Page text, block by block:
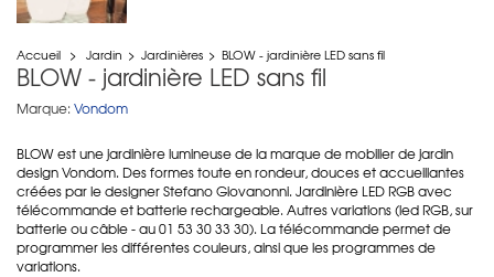
Accueil > Jardin > Jardinières > BLOW - jardinière LED sans fil
BLOW - jardinière LED sans fil
Marque: Vondom
BLOW est une jardinière lumineuse de la marque de mobilier de jardin
design Vondom. Des formes toute en rondeur, douces et accueillantes
créées par le designer Stefano Giovanonni. Jardinière LED RGB avec
télécommande et batterie rechargeable. Autres variations (led RGB, sur
batterie ou câble - au 01 53 30 33 30). La télécommande permet de
programmer les différentes couleurs, ainsi que les programmes de
variations.